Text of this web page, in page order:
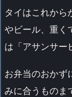
タイはこれから
やビール、重く
は「アサンサー
お弁当のおかず
みに合うものま